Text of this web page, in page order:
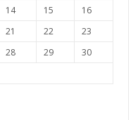
14 15
16
21 22
23
28 29
30